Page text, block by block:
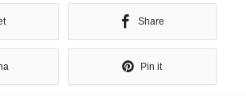
Share
Pin it